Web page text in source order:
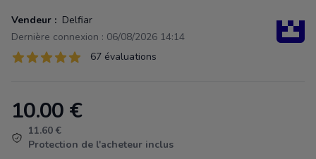
Vendeur : Delfiar
Dernière connexion : 06/08/2026 14:14
Évaluations
67 sur 5 étoiles 67 évaluations
Product information
10.00 €
11.60 €
Protection de l'acheteur inclus